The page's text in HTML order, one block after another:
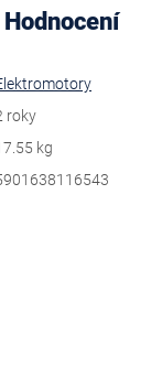
Hodnocení
roky
kg